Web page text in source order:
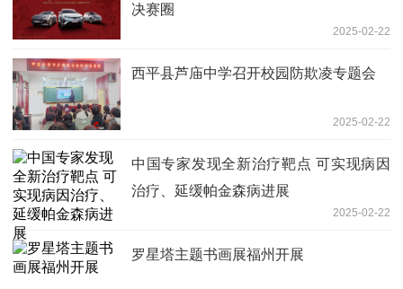
决赛圈
2025-02-22
西平县芦庙中学召开校园防欺凌专题会
2025-02-22
中国专家发现全新治疗靶点 可实现病因
治疗、延缓帕金森病进展
2025-02-22
罗星塔主题书画展福州开展